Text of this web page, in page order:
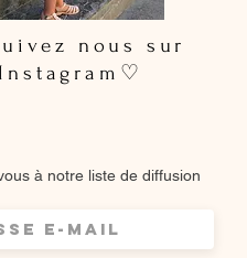
nous sur
Instagram♡
à notre liste de diffusion